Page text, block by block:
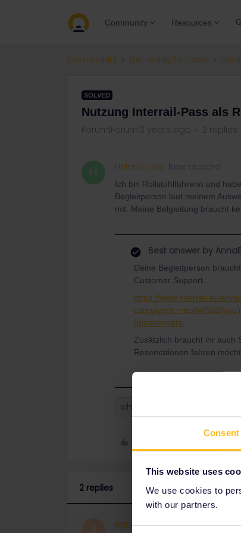
Consent
This website uses
We use cookies to
with our partners.
Community Resources
Community Get ready to travel
SOLVED
Nutzung Interrail-Pass als
Forum|Forum|3 years ago 2 replies
H HelenGross New aboard
Ich bin Rollstuhlfahrerin und
Begleitperson laut meinem
mit. Meine Belgleitung braucht
Best answer by
Deine Begleitperson
Customer Support.
https://www.interrail.eu/en/
0passengers
Zusätzlich braucht ihr auch
Reservationen fahren
wheelchair
2 replies
AnnaB Railly clever